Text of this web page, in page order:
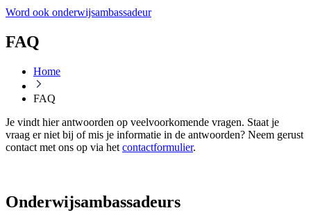
Word ook onderwijsambassadeur
FAQ
Home
FAQ
Je vindt hier antwoorden op veelvoorkomende vragen. Staat je
vraag er niet bij of mis je informatie in de antwoorden? Neem gerust
contact met ons op via het contactformulier.
Onderwijsambassadeurs